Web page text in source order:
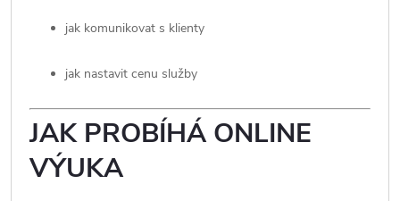
jak komunikovat s klienty
jak nastavit cenu služby
JAK PROBÍHÁ ONLINE
VÝUKA